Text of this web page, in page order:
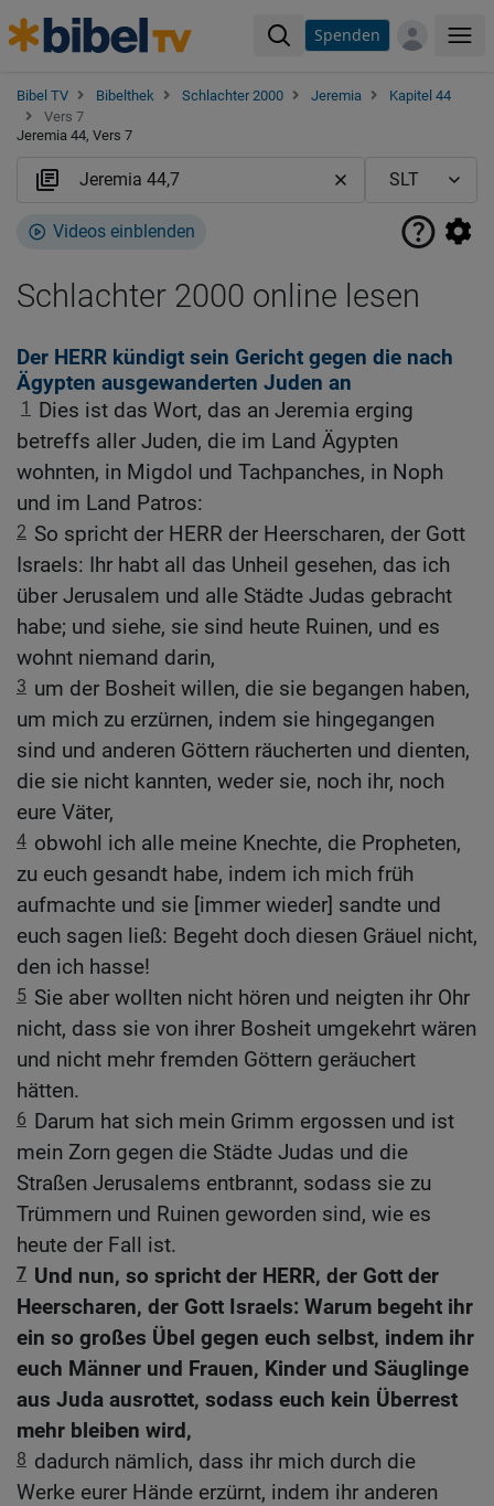
Spenden
Bibel TV Bibelthek Schlachter 2000 Jeremia
Kapitel 44
Vers 7
Jeremia 44, Vers 7
Videos einblenden
Schlachter 2000 online lesen
Der HERR kündigt sein Gericht gegen die nach
Ägypten ausgewanderten Juden an
1
Dies ist das Wort, das an Jeremia erging
betreffs aller Juden, die im Land Ägypten
wohnten, in Migdol und Tachpanches, in Noph
und im Land Patros:
2 So spricht der HERR der Heerscharen, der Gott
Israels: Ihr habt all das Unheil gesehen, das ich
über Jerusalem und alle Städte Judas gebracht
habe; und siehe, sie sind heute Ruinen, und es
wohnt niemand darin,
3 um der Bosheit willen, die sie begangen haben,
um mich zu erzürnen, indem sie hingegangen
sind und anderen Göttern räucherten und dienten,
die sie nicht kannten, weder sie, noch ihr, noch
eure Väter,
4 obwohl ich alle meine Knechte, die Propheten,
zu euch gesandt habe, indem ich mich früh
aufmachte und sie [immer wieder] sandte und
euch sagen ließ: Begeht doch diesen Gräuel nicht,
den ich hasse!
5 Sie aber wollten nicht hören und neigten ihr Ohr
nicht, dass sie von ihrer Bosheit umgekehrt wären
und nicht mehr fremden Göttern geräuchert
hätten.
6 Darum hat sich mein Grimm ergossen und ist
mein Zorn gegen die Städte Judas und die
Straßen Jerusalems entbrannt, sodass sie zu
Trümmern und Ruinen geworden sind, wie es
heute der Fall ist.
7 Und nun, so spricht der HERR, der Gott der
Heerscharen, der Gott Israels: Warum begeht ihr
ein so großes Übel gegen euch selbst, indem ihr
euch Männer und Frauen, Kinder und Säuglinge
aus Juda ausrottet, sodass euch kein Überrest
mehr bleiben wird,
8 dadurch nämlich, dass ihr mich durch die
Werke eurer Hände erzürnt, indem ihr anderen